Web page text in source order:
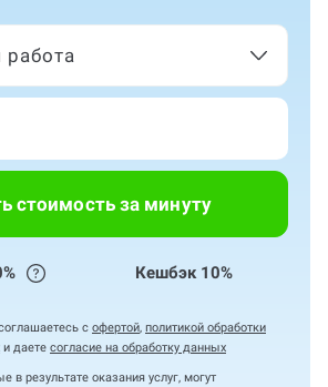
работа
стоимость за минуту
Кешбэк 10%
с офертой, политикой обработки
и даете согласие на обработку данных
в результате оказания услуг, могут